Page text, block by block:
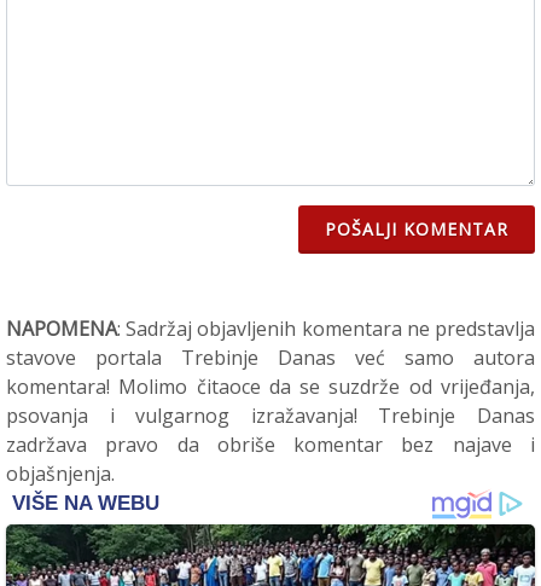
POŠALJI KOMENTAR
NAPOMENA: Sadržaj objavljenih komentara ne predstavlja
stavove portala Trebinje Danas već samo autora
komentara! Molimo čitaoce da se suzdrže od vrijeđanja,
psovanja i vulgarnog izražavanja! Trebinje Danas
zadržava pravo da obriše komentar bez najave i
objašnjenja.